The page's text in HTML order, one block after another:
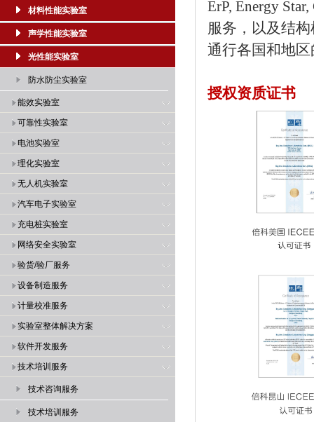
材料性能实验室
声学性能实验室
光性能实验室
防水防尘实验室
能效实验室
可靠性实验室
电池实验室
理化实验室
无人机实验室
汽车电子实验室
充电桩实验室
网络安全实验室
验货/验厂服务
设备制造服务
计量校准服务
实验室整体解决方案
软件开发服务
技术培训服务
技术咨询服务
技术培训服务
ErP, Energy
服务，以及结
通行各国和地
授权资质证书